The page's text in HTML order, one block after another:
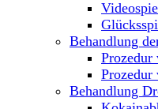
Behandlung
Prozedur
Prozedur
Behandlung